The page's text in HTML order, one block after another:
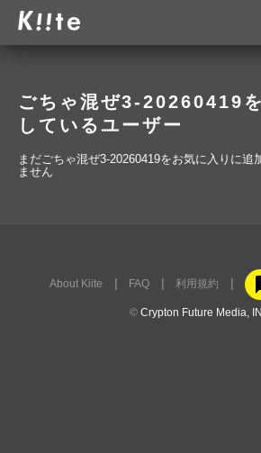
ごちゃ混ぜ3-20260419
しているユーザー
まだごちゃ混ぜ3-20260419をお気に入りに追
ません
About Kiite FAQ 利用規約
© Crypton Future Media,